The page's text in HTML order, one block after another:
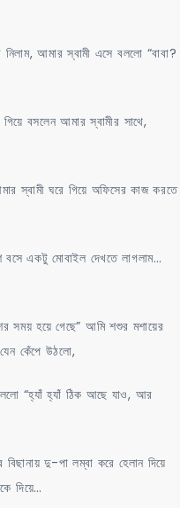
আমার স্বামী এসে বললো “বাবা?
বসলেন আমার স্বামীর সাথে,
স্বামী ঘরে গিয়ে অফিসের কাজ করতে
বসে একটু মোবাইল দেখতে লাগলাম…
সময় হয়ে গেছে” আমি শশুর মশায়ের
কেঁপে উঠলো,
“হ্যাঁ হ্যাঁ ঠিক আছে যাও, আর
দু-পা লম্বা করে হেলান দিয়ে
দিয়ে…